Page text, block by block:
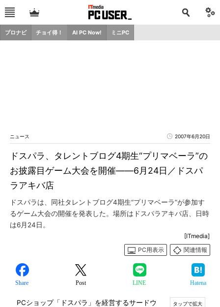
プロナビ チョイ得！ AI PC Now! ミニPC
ニュース 2007年6月20日
ドスパラ、タレントブログ4期生“プリマベーラ”の
お披露目ゲーム大会を開催――6月24日／ドスパ
ラアキバ店
ドスパラは、同社タレントブログ4期生“プリマベーラ”が参加す
るゲーム大会の開催を発表した。場所はドスパラアキバ店、日時
は6月24日。
[ITmedia]
PC用表示
関連情報
Share Post LINE Hatena
PCショップ「ドスパラ」を経営するサードウ